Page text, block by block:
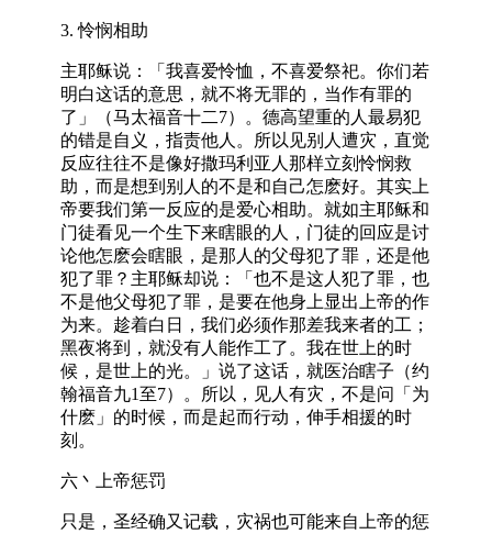
3. 怜悯相助
主耶稣说：「我喜爱怜恤，不喜爱祭祀。你们若
明白这话的意思，就不将无罪的，当作有罪的
了」（马太福音十二7）。德高望重的人最易犯
的错是自义，指责他人。所以见别人遭灾，直觉
反应往往不是像好撒玛利亚人那样立刻怜悯救
助，而是想到别人的不是和自己怎麽好。其实上
帝要我们第一反应的是爱心相助。就如主耶稣和
门徒看见一个生下来瞎眼的人，门徒的回应是讨
论他怎麽会瞎眼，是那人的父母犯了罪，还是他
犯了罪？主耶稣却说：「也不是这人犯了罪，也
不是他父母犯了罪，是要在他身上显出上帝的作
为来。趁着白日，我们必须作那差我来者的工；
黑夜将到，就没有人能作工了。我在世上的时
候，是世上的光。」说了这话，就医治瞎子（约
翰福音九1至7）。所以，见人有灾，不是问「为
什麽」的时候，而是起而行动，伸手相援的时
刻。
六丶上帝惩罚
只是，圣经确又记载，灾祸也可能来自上帝的惩